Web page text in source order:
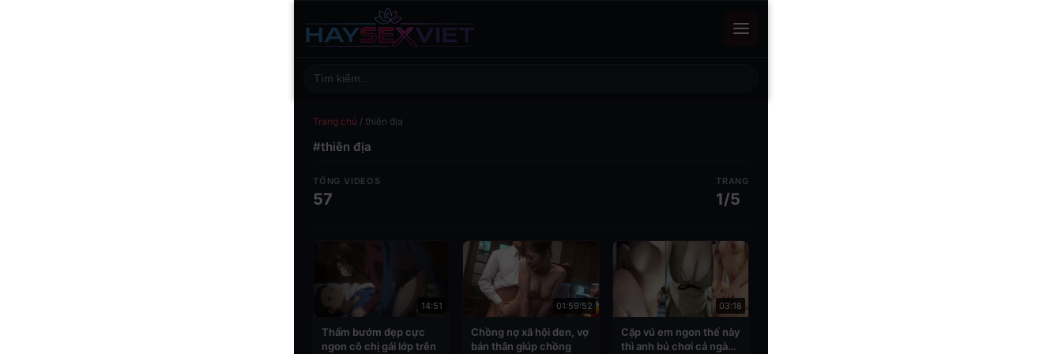
Trang chủ / thiên địa
#thiên địa
TỔNG VIDEOS
57
TRANG
1/5
14:51
Thẩm bướm đẹp cực
ngon cô chị gái lớp trên
01:59:52
Chồng nợ xã hội đen, vợ
bán thân giúp chồng
03:18
Cặp vú em ngon thế này
thì anh bú chơi cả ngày